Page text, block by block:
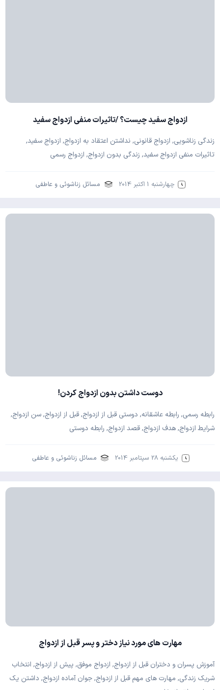
ازدواج سفید چیست؟ /تاثیرات منفی ازدواج سفید
زندگی زناشویی, ازدواج قانونی, نداشتن اعتقاد به ازدواج, ازدواج سفید,
تاثیرات منفی ازدواج سفید, زندگی بدون ازدواج, ازدواج رسمی
چهارشنبه 1 اکتبر 2014 مسائل زناشوئی و عاطفی
دوست داشتن بدون ازدواج کردن!
رابطه رسمی, رابطه عاشقانه, دوستی قبل از ازدواج, قبل از ازدواج, سن ازدواج,
شرایط ازدواج, هدف ازدواج, قصد ازدواج, رابطه دوستی
یکشنبه 28 سپتامبر 2014 مسائل زناشوئی و عاطفی
مهارت های مورد نیاز دختر و پسر قبل از ازدواج
آموزش پسران و دختران قبل از ازدواج, ازدواج موفق, پیش از ازدواج, انتخاب
شریک زندگی, مهارت های مهم قبل از ازدواج, جوان آماده ازدواج, داشتن یک